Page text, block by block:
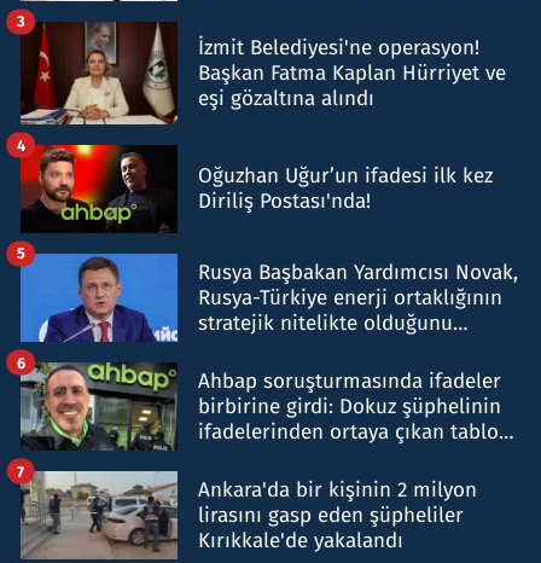
İzmit Belediyesi'ne operasyon!
Başkan Fatma Kaplan Hürriyet ve
eşi gözaltına alındı
3
Oğuzhan Uğur’un ifadesi ilk kez
Diriliş Postası'nda!
4
Rusya Başbakan Yardımcısı Novak,
Rusya-Türkiye enerji ortaklığının
stratejik nitelikte olduğunu
5
Ahbap soruşturmasında ifadeler
birbirine girdi: Dokuz şüphelinin
ifadelerinden ortaya çıkan tablo
6
Ankara'da bir kişinin 2 milyon
lirasını gasp eden şüpheliler
Kırıkkale'de yakalandı
7